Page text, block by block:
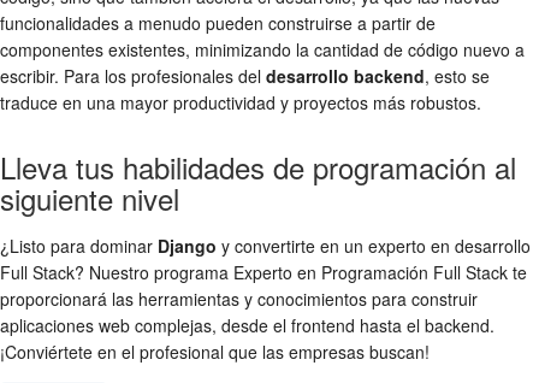
funcionalidades a menudo pueden construirse a partir de
componentes existentes, minimizando la cantidad de código nuevo a
escribir. Para los profesionales del desarrollo backend, esto se
traduce en una mayor productividad y proyectos más robustos.
Lleva tus habilidades de programación al
siguiente nivel
¿Listo para dominar Django y convertirte en un experto en desarrollo
Full Stack? Nuestro programa Experto en Programación Full Stack te
proporcionará las herramientas y conocimientos para construir
aplicaciones web complejas, desde el frontend hasta el backend.
¡Conviértete en el profesional que las empresas buscan!